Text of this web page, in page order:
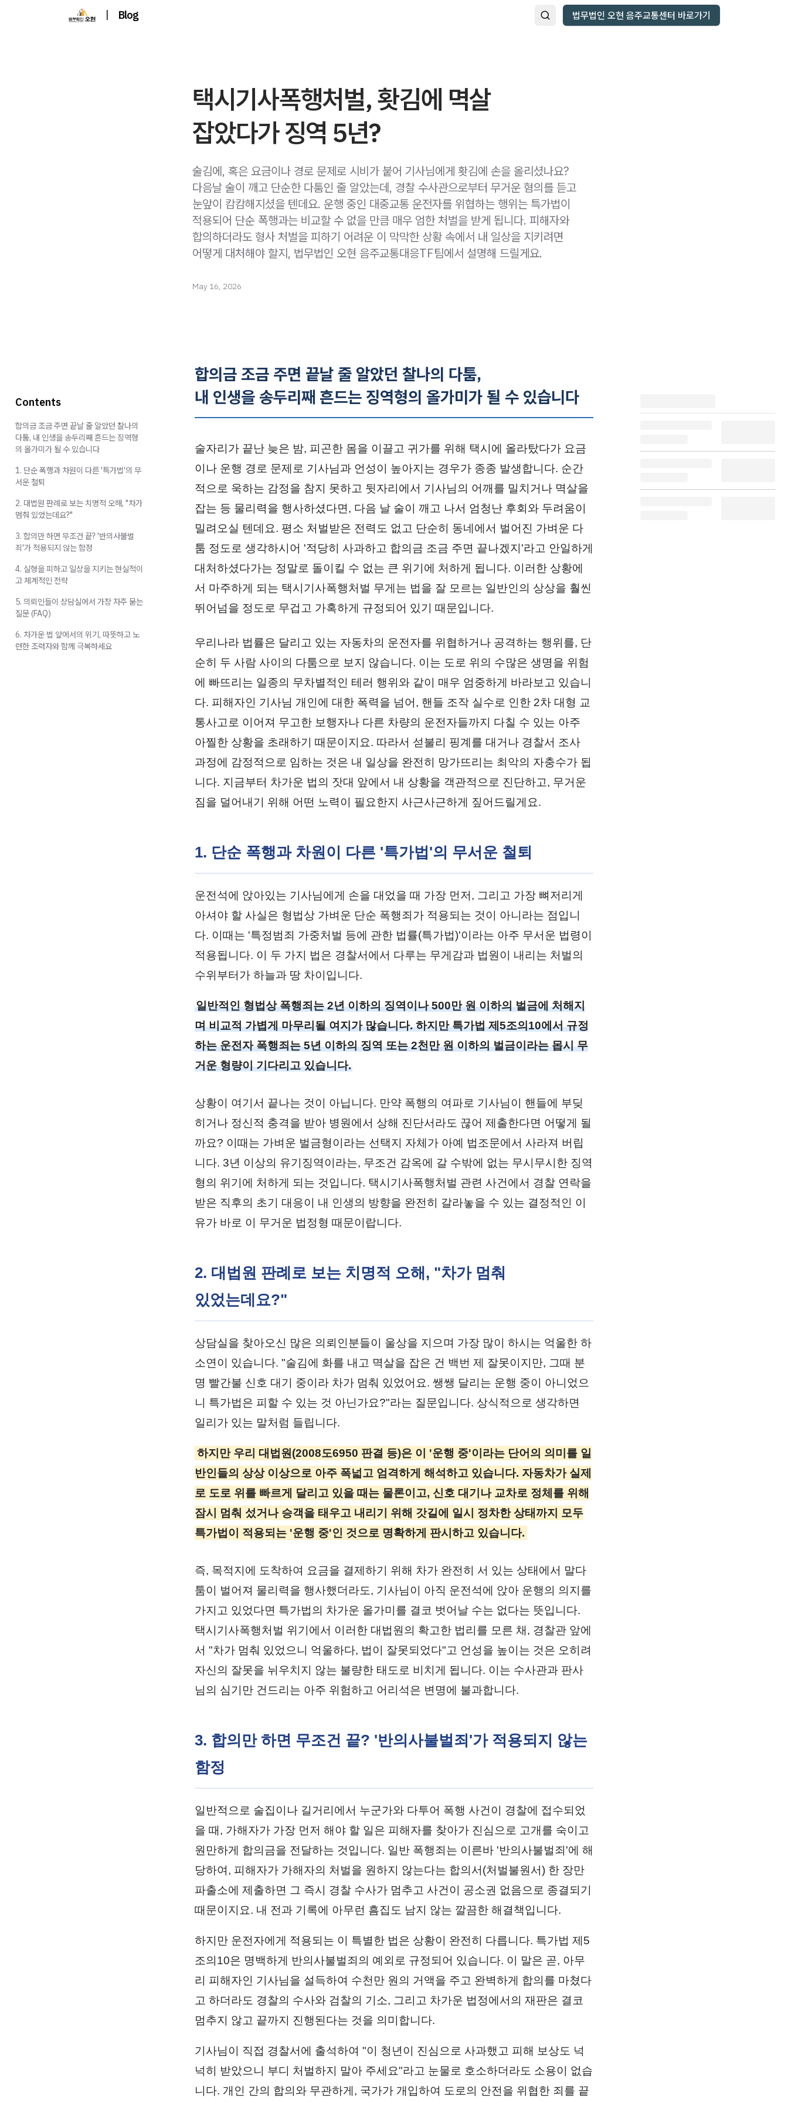
| Blog 법무법인 오현 음주교통센터 바로가기
택시기사폭행처벌, 홧김에 멱살
잡았다가 징역 5년?
술김에, 혹은 요금이나 경로 문제로 시비가 붙어 기사님에게 홧김에 손을 올리셨나요?
다음날 술이 깨고 단순한 다툼인 줄 알았는데, 경찰 수사관으로부터 무거운 혐의를 듣고
눈앞이 캄캄해지셨을 텐데요. 운행 중인 대중교통 운전자를 위협하는 행위는 특가법이
적용되어 단순 폭행과는 비교할 수 없을 만큼 매우 엄한 처벌을 받게 됩니다. 피해자와
합의하더라도 형사 처벌을 피하기 어려운 이 막막한 상황 속에서 내 일상을 지키려면
어떻게 대처해야 할지, 법무법인 오현 음주교통대응TF팀에서 설명해 드릴게요.
May 16, 2026
합의금 조금 주면 끝날 줄 알았던 찰나의 다툼,
내 인생을 송두리째 흔드는 징역형의 올가미가 될 수 있습니다
술자리가 끝난 늦은 밤, 피곤한 몸을 이끌고 귀가를 위해 택시에 올라탔다가 요금
이나 운행 경로 문제로 기사님과 언성이 높아지는 경우가 종종 발생합니다. 순간
적으로 욱하는 감정을 참지 못하고 뒷자리에서 기사님의 어깨를 밀치거나 멱살을
잡는 등 물리력을 행사하셨다면, 다음 날 술이 깨고 나서 엄청난 후회와 두려움이
밀려오실 텐데요. 평소 처벌받은 전력도 없고 단순히 동네에서 벌어진 가벼운 다
툼 정도로 생각하시어 '적당히 사과하고 합의금 조금 주면 끝나겠지'라고 안일하게
대처하셨다가는 정말로 돌이킬 수 없는 큰 위기에 처하게 됩니다. 이러한 상황에
서 마주하게 되는 택시기사폭행처벌 무게는 법을 잘 모르는 일반인의 상상을 훨씬
뛰어넘을 정도로 무겁고 가혹하게 규정되어 있기 때문입니다.
우리나라 법률은 달리고 있는 자동차의 운전자를 위협하거나 공격하는 행위를, 단
순히 두 사람 사이의 다툼으로 보지 않습니다. 이는 도로 위의 수많은 생명을 위험
에 빠뜨리는 일종의 무차별적인 테러 행위와 같이 매우 엄중하게 바라보고 있습니
다. 피해자인 기사님 개인에 대한 폭력을 넘어, 핸들 조작 실수로 인한 2차 대형 교
통사고로 이어져 무고한 보행자나 다른 차량의 운전자들까지 다칠 수 있는 아주
아찔한 상황을 초래하기 때문이지요. 따라서 섣불리 핑계를 대거나 경찰서 조사
과정에 감정적으로 임하는 것은 내 일상을 완전히 망가뜨리는 최악의 자충수가 됩
니다. 지금부터 차가운 법의 잣대 앞에서 내 상황을 객관적으로 진단하고, 무거운
짐을 덜어내기 위해 어떤 노력이 필요한지 사근사근하게 짚어드릴게요.
1. 단순 폭행과 차원이 다른 '특가법'의 무서운 철퇴
운전석에 앉아있는 기사님에게 손을 대었을 때 가장 먼저, 그리고 가장 뼈저리게
아셔야 할 사실은 형법상 가벼운 단순 폭행죄가 적용되는 것이 아니라는 점입니
다. 이때는 '특정범죄 가중처벌 등에 관한 법률(특가법)'이라는 아주 무서운 법령이
적용됩니다. 이 두 가지 법은 경찰서에서 다루는 무게감과 법원이 내리는 처벌의
수위부터가 하늘과 땅 차이입니다.
일반적인 형법상 폭행죄는 2년 이하의 징역이나 500만 원 이하의 벌금에 처해지
며 비교적 가볍게 마무리될 여지가 많습니다. 하지만 특가법 제5조의10에서 규정
하는 운전자 폭행죄는 5년 이하의 징역 또는 2천만 원 이하의 벌금이라는 몹시 무
거운 형량이 기다리고 있습니다.
상황이 여기서 끝나는 것이 아닙니다. 만약 폭행의 여파로 기사님이 핸들에 부딪
히거나 정신적 충격을 받아 병원에서 상해 진단서라도 끊어 제출한다면 어떻게 될
까요? 이때는 가벼운 벌금형이라는 선택지 자체가 아예 법조문에서 사라져 버립
니다. 3년 이상의 유기징역이라는, 무조건 감옥에 갈 수밖에 없는 무시무시한 징역
형의 위기에 처하게 되는 것입니다. 택시기사폭행처벌 관련 사건에서 경찰 연락을
받은 직후의 초기 대응이 내 인생의 방향을 완전히 갈라놓을 수 있는 결정적인 이
유가 바로 이 무거운 법정형 때문이랍니다.
2. 대법원 판례로 보는 치명적 오해, "차가 멈춰
있었는데요?"
상담실을 찾아오신 많은 의뢰인분들이 울상을 지으며 가장 많이 하시는 억울한 하
소연이 있습니다. "술김에 화를 내고 멱살을 잡은 건 백번 제 잘못이지만, 그때 분
명 빨간불 신호 대기 중이라 차가 멈춰 있었어요. 쌩쌩 달리는 운행 중이 아니었으
니 특가법은 피할 수 있는 것 아닌가요?"라는 질문입니다. 상식적으로 생각하면
일리가 있는 말처럼 들립니다.
하지만 우리 대법원(2008도6950 판결 등)은 이 '운행 중'이라는 단어의 의미를 일
반인들의 상상 이상으로 아주 폭넓고 엄격하게 해석하고 있습니다. 자동차가 실제
로 도로 위를 빠르게 달리고 있을 때는 물론이고, 신호 대기나 교차로 정체를 위해
잠시 멈춰 섰거나 승객을 태우고 내리기 위해 갓길에 일시 정차한 상태까지 모두
특가법이 적용되는 '운행 중'인 것으로 명확하게 판시하고 있습니다.
즉, 목적지에 도착하여 요금을 결제하기 위해 차가 완전히 서 있는 상태에서 말다
툼이 벌어져 물리력을 행사했더라도, 기사님이 아직 운전석에 앉아 운행의 의지를
가지고 있었다면 특가법의 차가운 올가미를 결코 벗어날 수는 없다는 뜻입니다.
택시기사폭행처벌 위기에서 이러한 대법원의 확고한 법리를 모른 채, 경찰관 앞에
서 "차가 멈춰 있었으니 억울하다, 법이 잘못되었다"고 언성을 높이는 것은 오히려
자신의 잘못을 뉘우치지 않는 불량한 태도로 비치게 됩니다. 이는 수사관과 판사
님의 심기만 건드리는 아주 위험하고 어리석은 변명에 불과합니다.
3. 합의만 하면 무조건 끝? '반의사불벌죄'가 적용되지 않는
함정
일반적으로 술집이나 길거리에서 누군가와 다투어 폭행 사건이 경찰에 접수되었
을 때, 가해자가 가장 먼저 해야 할 일은 피해자를 찾아가 진심으로 고개를 숙이고
원만하게 합의금을 전달하는 것입니다. 일반 폭행죄는 이른바 '반의사불벌죄'에 해
당하여, 피해자가 가해자의 처벌을 원하지 않는다는 합의서(처벌불원서) 한 장만
파출소에 제출하면 그 즉시 경찰 수사가 멈추고 사건이 공소권 없음으로 종결되기
때문이지요. 내 전과 기록에 아무런 흠집도 남지 않는 깔끔한 해결책입니다.
하지만 운전자에게 적용되는 이 특별한 법은 상황이 완전히 다릅니다. 특가법 제5
조의10은 명백하게 반의사불벌죄의 예외로 규정되어 있습니다. 이 말은 곧, 아무
리 피해자인 기사님을 설득하여 수천만 원의 거액을 주고 완벽하게 합의를 마쳤다
고 하더라도 경찰의 수사와 검찰의 기소, 그리고 차가운 법정에서의 재판은 결코
멈추지 않고 끝까지 진행된다는 것을 의미합니다.
기사님이 직접 경찰서에 출석하여 "이 청년이 진심으로 사과했고 피해 보상도 넉
넉히 받았으니 부디 처벌하지 말아 주세요"라고 눈물로 호소하더라도 소용이 없습
니다. 개인 간의 합의와 무관하게, 국가가 개입하여 도로의 안전을 위협한 죄를 끝
Contents
합의금 조금 주면 끝날 줄 알았던 찰나의
다툼, 내 인생을 송두리째 흔드는 징역형
의 올가미가 될 수 있습니다
1. 단순 폭행과 차원이 다른 '특가법'의 무
서운 철퇴
2. 대법원 판례로 보는 치명적 오해, "차가
멈춰 있었는데요?"
3. 합의만 하면 무조건 끝? '반의사불벌
죄'가 적용되지 않는 함정
4. 실형을 피하고 일상을 지키는 현실적이
고 체계적인 전략
5. 의뢰인들이 상담실에서 가장 자주 묻는
질문 (FAQ)
6. 차가운 법 앞에서의 위기, 따뜻하고 노
련한 조력자와 함께 극복하세요